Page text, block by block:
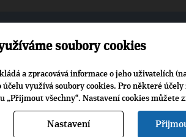
soubory cookies
a zpracovává informace o jeho uživatelích
využívá soubory cookies. Pro některé
všechny“. Nastavení cookies můžete
Nastavení